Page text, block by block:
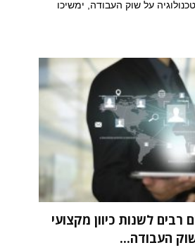
על שוק העבודה, ימשיכו
רבים לשנות כיוון מקצועי
העבודה...